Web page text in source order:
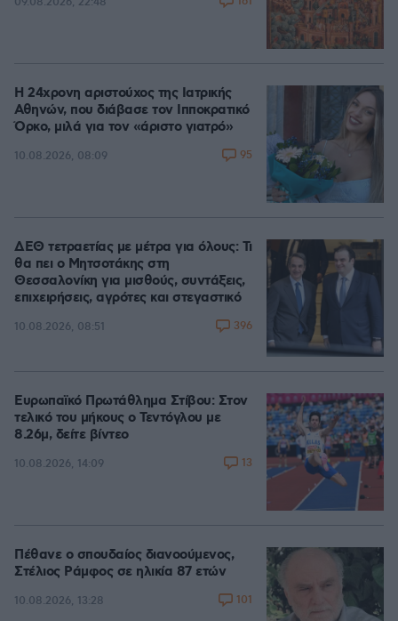
Η 24χρονη αριστούχος της Ιατρικής
Αθηνών, που διάβασε τον Ιπποκρατικό
Όρκο, μιλά για τον «άριστο γιατρό»
10.08.2026, 08:09 95
ΔΕΘ τετραετίας με μέτρα για όλους: Τι
θα πει ο Μητσοτάκης στη
Θεσσαλονίκη για μισθούς, συντάξεις,
επιχειρήσεις, αγρότες και στεγαστικό
10.08.2026, 08:51 396
Ευρωπαϊκό Πρωτάθλημα Στίβου: Στον
τελικό του μήκους ο Τεντόγλου με
8.26μ, δείτε βίντεο
10.08.2026, 14:09 13
Πέθανε ο σπουδαίος διανοούμενος,
Στέλιος Ράμφος σε ηλικία 87 ετών
10.08.2026, 13:28 101